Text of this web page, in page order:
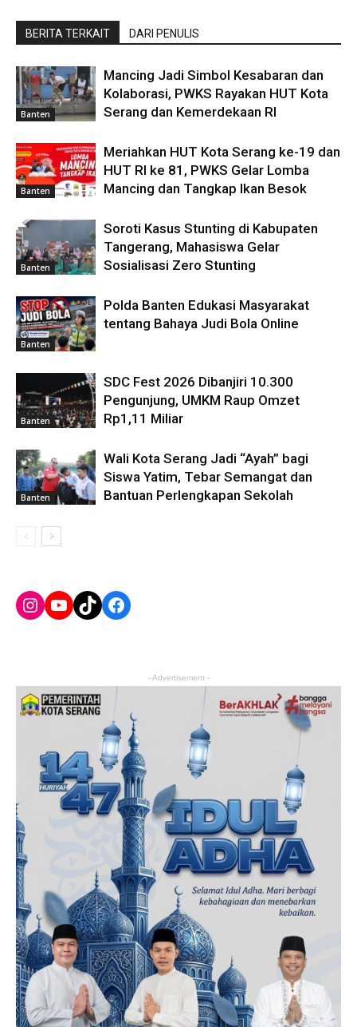
BERITA TERKAIT DARI PENULIS
Banten
Mancing Jadi Simbol Kesabaran dan
Kolaborasi, PWKS Rayakan HUT Kota
Serang dan Kemerdekaan RI
Banten
Meriahkan HUT Kota Serang ke-19 dan
HUT RI ke 81, PWKS Gelar Lomba
Mancing dan Tangkap Ikan Besok
Banten
Soroti Kasus Stunting di Kabupaten
Tangerang, Mahasiswa Gelar
Sosialisasi Zero Stunting
Banten
Polda Banten Edukasi Masyarakat
tentang Bahaya Judi Bola Online
Banten
SDC Fest 2026 Dibanjiri 10.300
Pengunjung, UMKM Raup Omzet
Rp1,11 Miliar
Banten
Wali Kota Serang Jadi “Ayah” bagi
Siswa Yatim, Tebar Semangat dan
Bantuan Perlengkapan Sekolah
Instagram
YouTube
TikTokFacebook
- Advertisement -